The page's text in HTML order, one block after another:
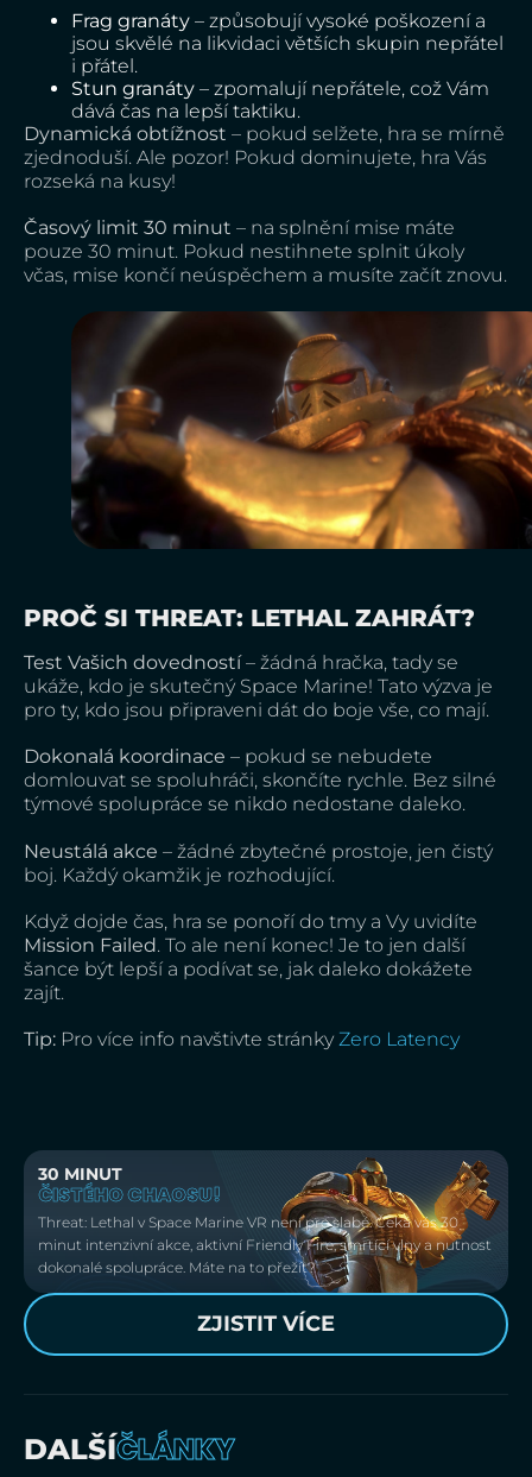
Frag granáty – způsobují vysoké poškození a
jsou skvělé na likvidaci větších skupin nepřátel
i přátel.
Stun granáty – zpomalují nepřátele, což Vám
dává čas na lepší taktiku.
Dynamická obtížnost – pokud selžete, hra se mírně
zjednoduší. Ale pozor! Pokud dominujete, hra Vás
rozseká na kusy!
Časový limit 30 minut – na splnění mise máte
pouze 30 minut. Pokud nestihnete splnit úkoly
včas, mise končí neúspěchem a musíte začít znovu.
PROČ SI THREAT: LETHAL ZAHRÁT?
Test Vašich dovedností– žádná hračka, tady se
ukáže, kdo je skutečný Space Marine! Tato výzva je
pro ty, kdo jsou připraveni dát do boje vše, co mají.
Dokonalá koordinace – pokud se nebudete
domlouvat se spoluhráči, skončíte rychle. Bez silné
týmové spolupráce se nikdo nedostane daleko.
Neustálá akce – žádné zbytečné prostoje, jen čistý
boj. Každý okamžik je rozhodující.
Když dojde čas, hra se ponoří do tmy a Vy uvidíte
Mission Failed. To ale není konec! Je to jen další
šance být lepší a podívat se, jak daleko dokážete
zajít.
Tip: Pro více info navštivte stránky Zero Latency
30 MINUT
ČISTÉHO CHAOSU!
Threat: Lethal v Space Marine VR není pro slabé. Čeká vás 30
minut intenzivní akce, aktivní Friendly Fire, smrtící vlny a nutnost
dokonalé spolupráce. Máte na to přežít?
ZJISTIT VÍCE
DALŠÍČLÁNKY